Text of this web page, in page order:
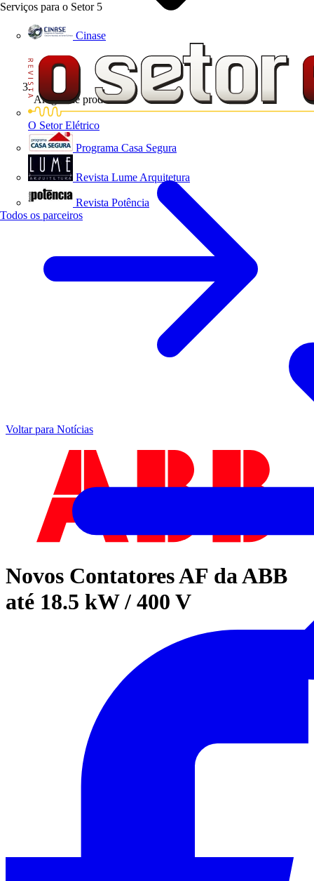
Serviços para o Setor 5
Cinase
O Setor Elétrico
Programa Casa Segura
Revista Lume Arquitetura
Revista Potência
Todos os parceiros
Artigos de produto
Voltar para Notícias
Novos Contatores AF da ABB
até 18.5 kW / 400 V